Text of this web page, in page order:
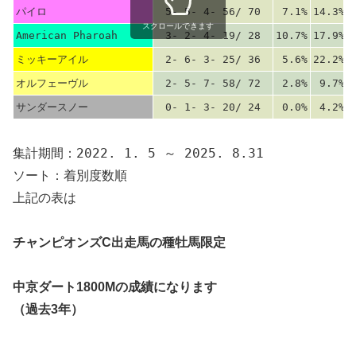
パイロ
5- 5- 4- 56/ 70 7.1% 14.3%
American Pharoah
3- 2- 4- 19/ 28 10.7% 17.9%
ミッキーアイル
2- 6- 3- 25/ 36 5.6% 22.2%
オルフェーヴル
2- 5- 7- 58/ 72 2.8% 9.7%
サンダースノー
0- 1- 3- 20/ 24 0.0% 4.2%
スクロールできます
集計期間：2022. 1. 5 ～ 2025. 8.31
ソート：着別度数順
上記の表は
チャンピオンズC出走馬の種牡馬限定
中京ダート1800Mの成績になります
（過去3年）